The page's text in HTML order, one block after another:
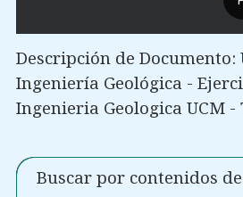
Descripción de Documento:
Ingeniería Geológica -
Ingenieria Geologica UCM -
Buscar por contenidos